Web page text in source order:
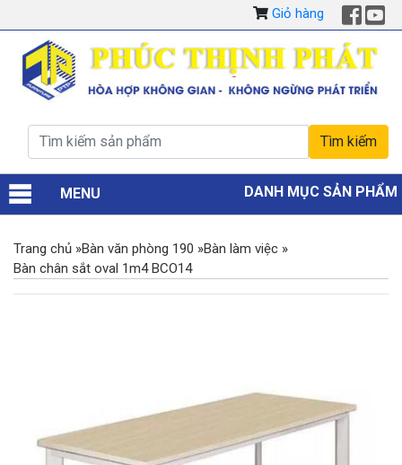
Giỏ hàng
MENU DANH MỤC SẢN PHẨM
Trang chủ »Bàn văn phòng 190 »Bàn làm việc »
Bàn chân sắt oval 1m4 BCO14